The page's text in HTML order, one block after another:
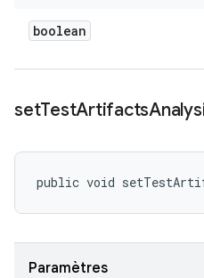
boolean
setTestArtifacts
public void
Paramètres